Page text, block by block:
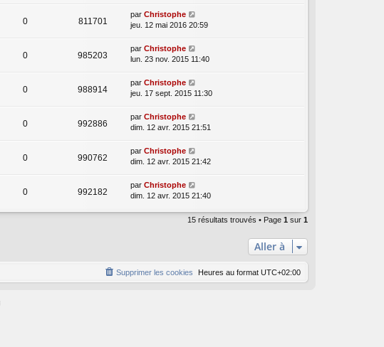
0 811701
par Christophe
jeu. 12 mai 2016 20:59
0 985203
par Christophe
lun. 23 nov. 2015 11:40
0 988914
par Christophe
jeu. 17 sept. 2015 11:30
0 992886
par Christophe
dim. 12 avr. 2015 21:51
0 990762
par Christophe
dim. 12 avr. 2015 21:42
0 992182
par Christophe
dim. 12 avr. 2015 21:40
15 résultats trouvés • Page 1 sur 1
Aller à
Heures au format UTC+02:00
Supprimer les cookies